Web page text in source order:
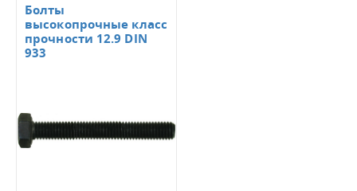
Болты
высокопрочные класс
прочности 12.9 DIN
933